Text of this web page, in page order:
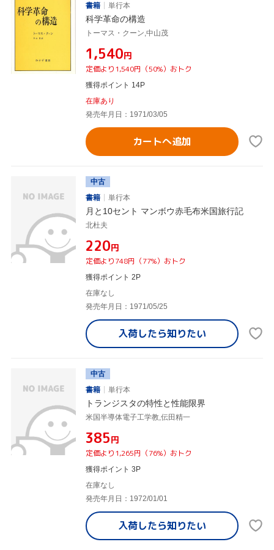
書籍
単行本
科学革命の構造
トーマス・クーン,中山茂
¥1,540円
定価より1,540円（50%）おトク
獲得ポイント 14P
在庫あり
発売年月日：1971/03/05
カートへ追加
中古
書籍
単行本
月と10セント マンボウ赤毛布米国旅行記
北杜夫
¥220円
定価より748円（77%）おトク
獲得ポイント 2P
在庫なし
発売年月日：1971/05/25
入荷したら知りたい
中古
書籍
単行本
トランジスタの特性と性能限界
米国半導体電子工学教,伝田精一
¥385円
定価より1,265円（76%）おトク
獲得ポイント 3P
在庫なし
発売年月日：1972/01/01
入荷したら知りたい